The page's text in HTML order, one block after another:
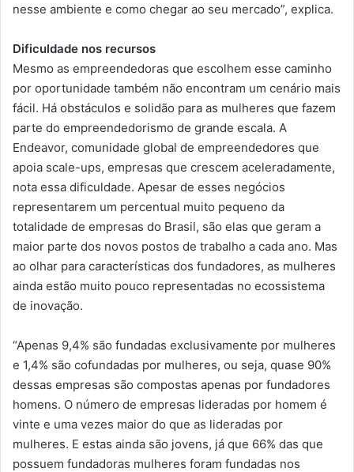
nesse ambiente e como chegar ao seu mercado”, explica.
Dificuldade nos recursos
Mesmo as empreendedoras que escolhem esse caminho
por oportunidade também não encontram um cenário mais
fácil. Há obstáculos e solidão para as mulheres que fazem
parte do empreendedorismo de grande escala. A
Endeavor, comunidade global de empreendedores que
apoia scale-ups, empresas que crescem aceleradamente,
nota essa dificuldade. Apesar de esses negócios
representarem um percentual muito pequeno da
totalidade de empresas do Brasil, são elas que geram a
maior parte dos novos postos de trabalho a cada ano. Mas
ao olhar para características dos fundadores, as mulheres
ainda estão muito pouco representadas no ecossistema
de inovação.
“Apenas 9,4% são fundadas exclusivamente por mulheres
e 1,4% são cofundadas por mulheres, ou seja, quase 90%
dessas empresas são compostas apenas por fundadores
homens. O número de empresas lideradas por homem é
vinte e uma vezes maior do que as lideradas por
mulheres. E estas ainda são jovens, já que 66% das que
possuem fundadoras mulheres foram fundadas nos